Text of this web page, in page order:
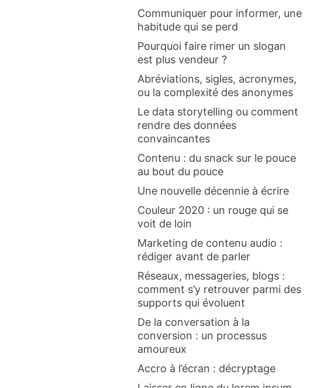
Communiquer pour informer, une
habitude qui se perd
Pourquoi faire rimer un slogan
est plus vendeur ?
Abréviations, sigles, acronymes,
ou la complexité des anonymes
Le data storytelling ou comment
rendre des données
convaincantes
Contenu : du snack sur le pouce
au bout du pouce
Une nouvelle décennie à écrire
Couleur 2020 : un rouge qui se
voit de loin
Marketing de contenu audio :
rédiger avant de parler
Réseaux, messageries, blogs :
comment s’y retrouver parmi des
supports qui évoluent
De la conversation à la
conversion : un processus
amoureux
Accro à l’écran : décryptage